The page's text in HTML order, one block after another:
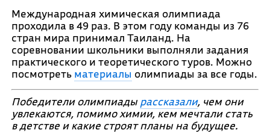
Международная химическая олимпиада
проходила в 49 раз. В этом году команды из 76
стран мира принимал Таиланд. На
соревновании школьники выполняли задания
практического и теоретического туров. Можно
посмотреть материалы олимпиады за все годы.
Победители олимпиады рассказали, чем они
увлекаются, помимо химии, кем мечтали стать
в детстве и какие строят планы на будущее.